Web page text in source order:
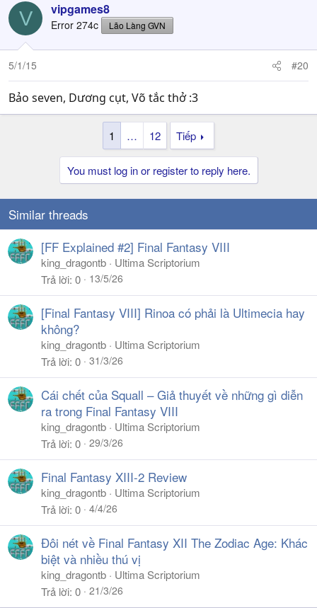
V vipgames8
Error 274c Lão Làng GVN
5/1/15 #20
Bảo seven, Dương cụt, Võ tắc thở :3
1 … 12 Tiếp
You must log in or register to reply here.
Similar threads
[FF Explained #2] Final Fantasy VIII
king_dragontb
Ultima Scriptorium
Trả lời 0 13/5/26
[Final Fantasy VIII] Rinoa có phải là Ultimecia hay
không?
king_dragontb
Ultima Scriptorium
Trả lời 0 31/3/26
Cái chết của Squall – Giả thuyết về những gì diễn
ra trong Final Fantasy VIII
king_dragontb
Ultima Scriptorium
Trả lời 0 29/3/26
Final Fantasy XIII-2 Review
king_dragontb
Ultima Scriptorium
Trả lời 0 4/4/26
Đôi nét về Final Fantasy XII The Zodiac Age: Khác
biệt và nhiều thú vị
king_dragontb
Ultima Scriptorium
Trả lời 0 21/3/26